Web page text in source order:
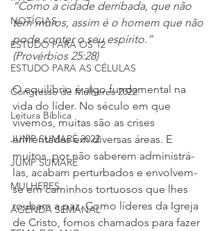
NOTÍCIAS
ESTUDO PARA OS 12
ESTUDO PARA AS CÉLULAS
Congresso de Mulheres 2022
Leitura Bíblica
JUMP SUMARÉ 2022
JUMP SUMARÉ
MULHERES
AGENDA SEMANAL
“Como a cidade derribada, que não
tem muros, assim é o homem que não
pode conter o seu espírito.”
(Provérbios 25:28)
O equilíbrio é algo fundamental na
vida do líder. No século em que
vivemos, muitas são as crises
enfrentadas em diversas áreas. E
muitos, por não saberem administrá-
las, acabam perturbados e envolvem-
se em caminhos tortuosos que lhes
roubam a paz. Como líderes da Igreja
de Cristo, fomos chamados para fazer